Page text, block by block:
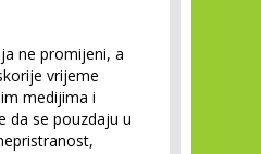
ne promijeni, a
vrijeme
medijima i
da se pouzdaju u